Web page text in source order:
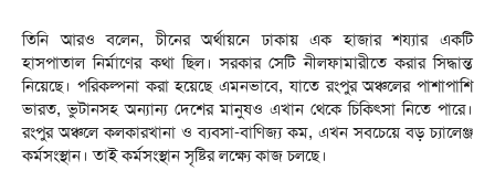
তিনি আরও বলেন, চীনের অর্থায়নে ঢাকায় এক হাজার শয্যার একটি
হাসপাতাল নির্মাণের কথা ছিল। সরকার সেটি নীলফামারীতে করার সিদ্ধান্ত
নিয়েছে। পরিকল্পনা করা হয়েছে এমনভাবে, যাতে রংপুর অঞ্চলের পাশাপাশি
ভারত, ভুটানসহ অন্যান্য দেশের মানুষও এখান থেকে চিকিৎসা নিতে পারে।
রংপুর অঞ্চলে কলকারখানা ও ব্যবসা-বাণিজ্য কম, এখন সবচেয়ে বড় চ্যালেঞ্জ
কর্মসংস্থান। তাই কর্মসংস্থান সৃষ্টির লক্ষ্যে কাজ চলছে।